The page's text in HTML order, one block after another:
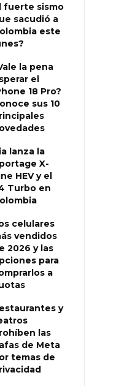
fuerte sismo
sacudió a
este
la pena
el
18 Pro?
sus 10
lanza la
X-
HEV y el
Turbo en
celulares
vendidos
2026 y las
para
a
y
las
de Meta
temas de